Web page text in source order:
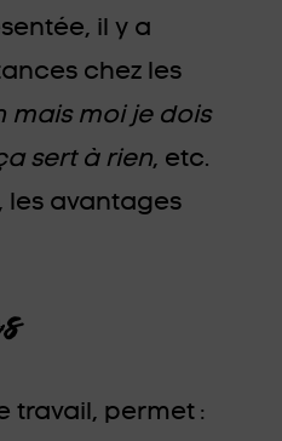
il y a
chez les
mais moi je dois
sert à rien, etc.
les avantages
travail, permet :